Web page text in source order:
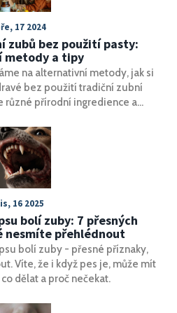
17 2024
zubů bez použití pasty:
metody a tipy
na alternativní metody, jak si
bez použití tradiční zubní
různé přírodní ingredience a
si můžete efektivně čistit zuby
vycházejí z nejnovějších
odborníků.
16 2025
bolí zuby: 7 přesných
nesmíte přehlédnout
bolí zuby - přesné příznaky,
Víte, že i když pes je, může mít
dělat a proč nečekat.